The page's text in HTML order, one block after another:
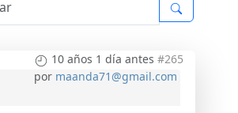
10 años 1 día antes #265
por maanda71@gmail.com